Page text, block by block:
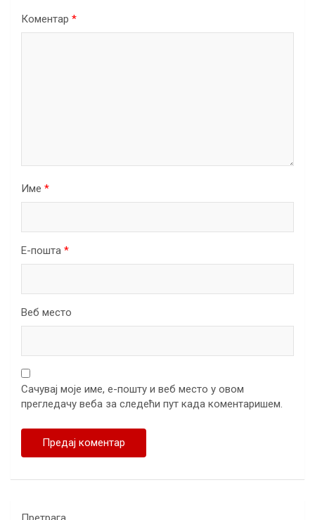
Коментар *
Име *
Е-пошта *
Веб место
Сачувај моје име, е-пошту и веб место у овом
прегледачу веба за следећи пут када коментаришем.